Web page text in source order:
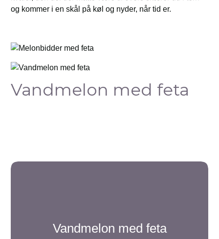
og kommer i en skål på køl og nyder, når tid er.
Vandmelon med feta
Vandmelon med feta